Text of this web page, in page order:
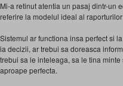
Mi-a retinut atentia un pasaj dintr-un
referire la modelul ideal al
Sistemul ar functiona insa perfect si
ia decizii, ar trebui sa doreasca
trebui sa le inteleaga, sa le tina
aproape perfecta.